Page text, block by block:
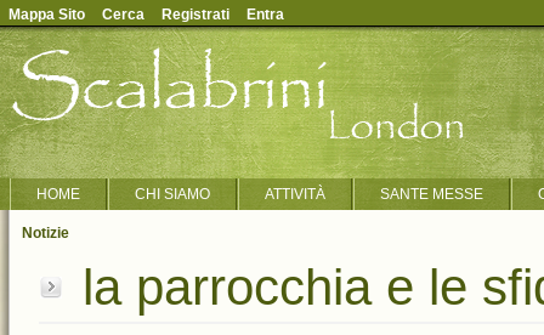
HOME CHI SIAMO ATTIVITÀ SANTE MESSE
Notizie
la parrocchia e le
Mappa Sito Cerca Registrati Entra